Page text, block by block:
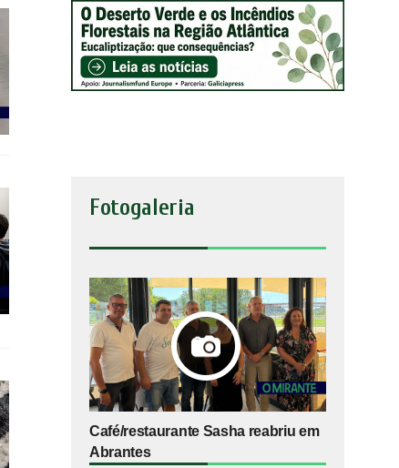
Fotogaleria
Café/restaurante Sasha reabriu em
Abrantes